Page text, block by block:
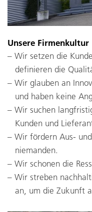
Unsere Firmenkultur
Wir setzen die
definieren die
Wir glauben an
und haben keine
Wir suchen
Kunden und
Wir fördern Aus-
niemanden.
Wir schonen die
Wir streben
an, um die Zukunft